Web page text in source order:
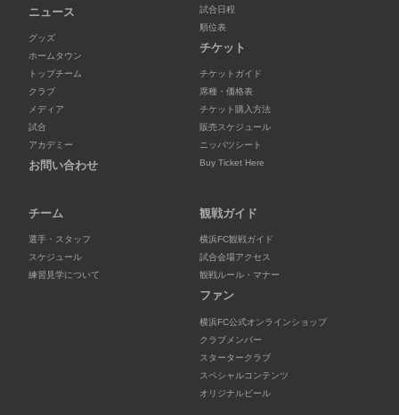
ニュース
グッズ
ホームタウン
トップチーム
クラブ
メディア
試合
アカデミー
お問い合わせ
試合日程
順位表
チケット
チケットガイド
席種・価格表
チケット購入方法
販売スケジュール
ニッパツシート
Buy Ticket Here
チーム
選手・スタッフ
スケジュール
練習見学について
観戦ガイド
横浜FC観戦ガイド
試合会場アクセス
観戦ルール・マナー
ファン
横浜FC公式オンラインショップ
クラブメンバー
スタータークラブ
スペシャルコンテンツ
オリジナルビール